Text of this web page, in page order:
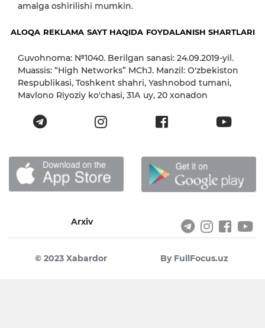
amalga oshirilishi mumkin.
ALOQA REKLAMA SAYT HAQIDA FOYDALANISH SHARTLARI
Guvohnoma: №1040. Berilgan sanasi: 24.09.2019-yil.
Muassis: “High Networks” MChJ. Manzil: O'zbekiston
Respublikasi, Toshkent shahri, Yashnobod tumani,
Mavlono Riyoziy ko'chasi, 31А uy, 20 xonadon
Arxiv
© 2023 Xabardor By FullFocus.uz